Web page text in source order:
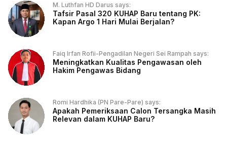
M. Luthfan HD Darus says:
Tafsir Pasal 320 KUHAP Baru tentang PK:
Kapan Argo 1 Hari Mulai Berjalan?
Faiq Irfan Rofii-Pengadilan Negeri Sei Rampah says:
Meningkatkan Kualitas Pengawasan oleh
Hakim Pengawas Bidang
Romi Hardhika (PN Pare-Pare) says:
Apakah Pemeriksaan Calon Tersangka Masih
Relevan dalam KUHAP Baru?